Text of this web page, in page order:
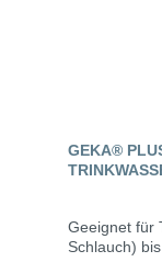
GEKA®
Geeignet für
Schlauch)